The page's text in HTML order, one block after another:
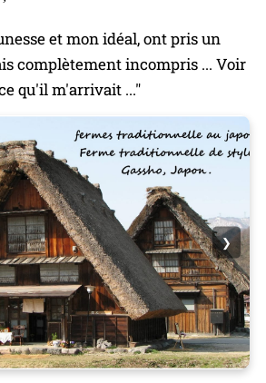
❯
et mon idéal, ont pris un
complètement incompris ... Voir
qu'il m'arrivait ..."